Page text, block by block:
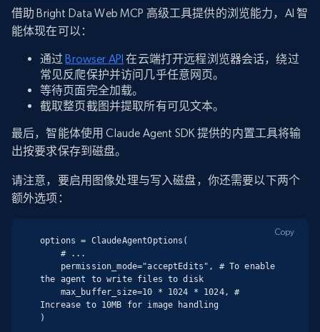
借助 Bright Data Web MCP 高级工具提供的浏览能力，AI 智
能体现在可以：
通过Browser API 在云端打开远程浏览器会话，绕过
常见反爬保护并访问几乎任意网页。
等待页面完全加载。
截取整页截图并提取所有可见文本。
最后，智能体使用 Claude Agent SDK 提供的内置工具将输
出按要求保存到磁盘。
请注意，要启用图像处理与写入磁盘，你还需要以下两个
额外选项：
options = ClaudeAgentOptions(
the agent to write files to disk
Increase to 10MB for image handling
)
Copy